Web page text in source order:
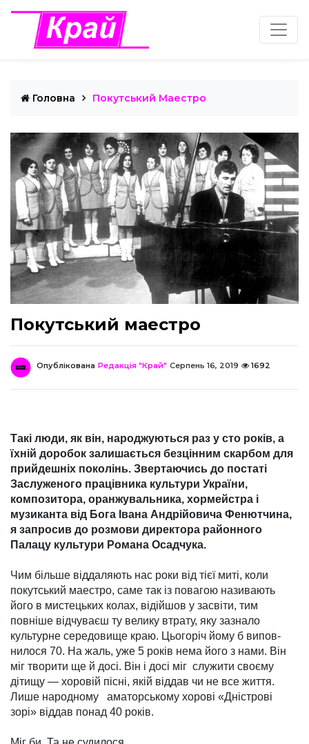
Головна Покутський Маестро
Покутський маестро
Опублікована Редакція "Край" Серпень 16, 2019 1692
Такі люди, як він, народжуються раз у сто років, а
їхній доробок залишається безцінним скарбом для
прийдешніх поколінь. Звертаючись до постаті
Заслуженого працівника культури України,
композитора, оранжувальника, хормейстра і
музиканта від Бога Івана Андрійовича Фенютчина,
я запросив до розмови директора район­ного
Палацу культури Романа Осадчука.
Чим більше віддаляють нас роки від тієї миті, коли
покутський маестро, саме так із повагою називають
його в мистецьких колах, відійшов у засвіти, тим
повніше відчуваєш ту велику втрату, яку зазнало
культурне середо­вище краю. Цьогоріч йому б випов­
нилося 70. На жаль, уже 5 років нема його з нами. Він
міг творити ще й досі. Він і досі міг служити своєму
дітищу — хоровій пісні, якій віддав чи не все життя.
Лише народному аматорсь­кому хорові «Дністрові
зорі» віддав понад 40 років.